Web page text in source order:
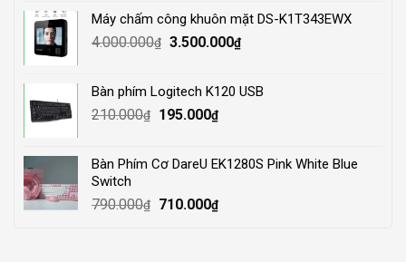
3.500.000₫.2.800.000₫.
Máy chấm công khuôn mặt DS-K1T343EWX
4.000.000₫ Original
4.000.000₫.
3.500.000₫Current
3.500.000₫.
Bàn phím Logitech K120 USB
210.000₫
Original
210.000₫.
195.000₫Current
195.000₫.
Bàn Phím Cơ DareU EK1280S Pink White Blue
Switch
790.000₫
Original
710.000₫Current